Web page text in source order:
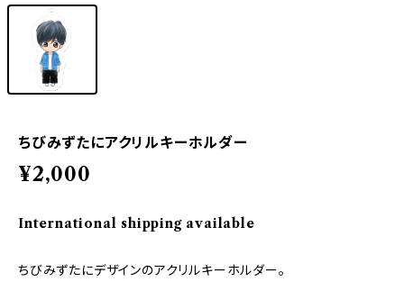
ちびみずたにアクリルキーホルダー
¥2,000
International shipping available
ちびみずたにデザインのアクリルキーホルダー。